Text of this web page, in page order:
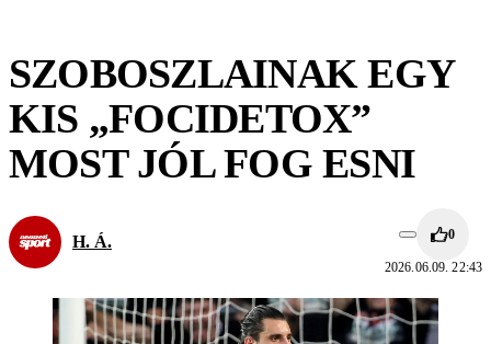
SZOBOSZLAINAK EGY
KIS „FOCIDETOX”
MOST JÓL FOG ESNI
H. Á. 0
2026.06.09. 22:43